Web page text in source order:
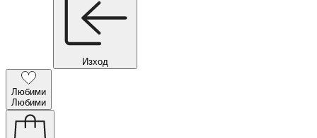
Изход
Любими
Любими